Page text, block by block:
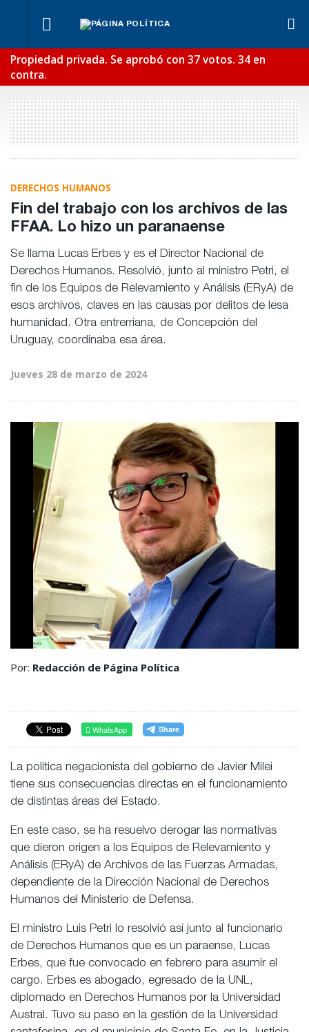
Propiedad privada. Se aprobó con 37 votos. 34 en
contra.
tensión
con el
Poder
Judicial?
Para Bahl, la
para la
gestión
pública
Los
empresarios
empleo
privado
Fondos de
Anses:
de
Frigerio
DERECHOS HUMANOS
Fin del trabajo con los archivos de las
FFAA. Lo hizo un paranaense
Se llama Lucas Erbes y es el Director Nacional de
Derechos Humanos. Resolvió, junto al ministro Petri, el
fin de los Equipos de Relevamiento y Análisis (ERyA) de
esos archivos, claves en las causas por delitos de lesa
humanidad. Otra entrerriana, de Concepción del
Uruguay, coordinaba esa área.
Jueves 28 de marzo de 2024
Por: Redacción de Página Política
WhatsApp
La política negacionista del gobierno de Javier Milei
tiene sus consecuencias directas en el funcionamiento
de distintas áreas del Estado.
En este caso, se ha resuelvo derogar las normativas
que dieron origen a los Equipos de Relevamiento y
Análisis (ERyA) de Archivos de las Fuerzas Armadas,
dependiente de la Dirección Nacional de Derechos
Humanos del Ministerio de Defensa.
El ministro Luis Petri lo resolvió así junto al funcionario
de Derechos Humanos que es un paraense, Lucas
Erbes, que fue convocado en febrero para asumir el
cargo. Erbes es abogado, egresado de la UNL,
diplomado en Derechos Humanos por la Universidad
Austral. Tuvo su paso en la gestión de la Universidad